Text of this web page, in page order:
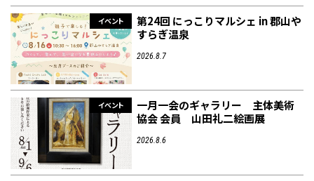
イベント
第24回 にっこりマルシェ in 郡山や
すらぎ温泉
2026.8.7
イベント
一月一会のギャラリー 主体美術
協会 会員 山田礼二絵画展
2026.8.6